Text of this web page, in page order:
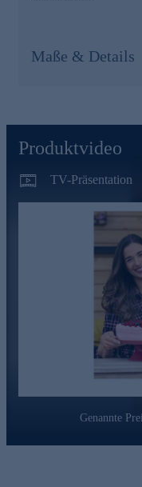
Backstube.
Maße & Details
Produktvideo
TV-Präsentation
Genannte